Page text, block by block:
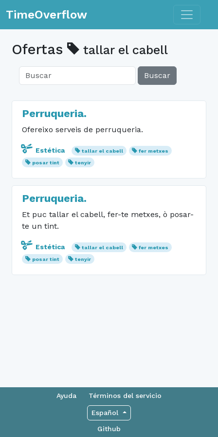
TimeOverflow Toggle
Ofertas tallar el cabell
Buscar
Perruqueria.
Ofereixo serveis de perruqueria.
Estética tallar el cabell
fer metxes
posar tint
tenyir
Perruqueria.
Et puc tallar el cabell, fer-te metxes, ò posar-
te un tint.
Estética tallar el cabell
fer metxes
posar tint
tenyir
Ayuda Términos del servicio
Español
Github